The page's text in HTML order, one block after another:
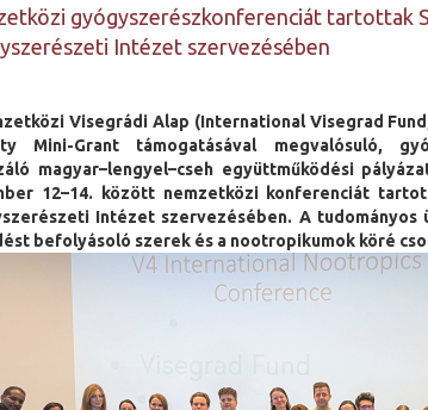
gyógyszerészkonferenciát tartottak
Intézet szervezésében
Visegrádi Alap (International Visegrad
Mini-Grant támogatásával megvalósuló,
magyar–lengyel–cseh együttműködési
12–14. között nemzetközi konferenciát
Intézet szervezésében. A tudományos
befolyásoló szerek és a nootropikumok köré